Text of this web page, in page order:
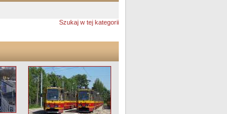
Szukaj w tej kategorii